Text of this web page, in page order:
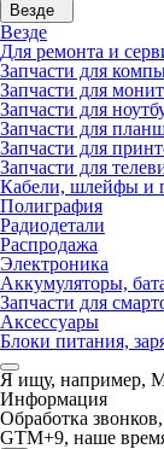
Везде
Везде
Для ремонта и
Запчасти для
Запчасти для
Запчасти для
Запчасти для
Запчасти для
Запчасти для
Кабели, шлейфы и
Полиграфия
Радиодетали
Распродажа
Электроника
Аккумуляторы,
Запчасти для
Аксессуары
Блоки питания,
Я ищу, например,
Информация
Обработка
GTM+9, наше